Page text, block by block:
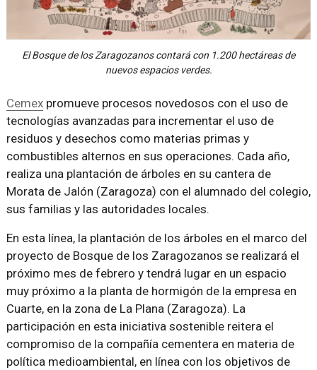
El Bosque de los Zaragozanos contará con 1.200 hectáreas de
nuevos espacios verdes.
Cemexpromueve procesos novedosos con el uso de
tecnologías avanzadas para incrementar el uso de
residuos y desechos como materias primas y
combustibles alternos en sus operaciones. Cada año,
realiza una plantación de árboles en su cantera de
Morata de Jalón (Zaragoza) con el alumnado del colegio,
sus familias y las autoridades locales.
En esta línea, la plantación de los árboles en el marco del
proyecto de Bosque de los Zaragozanos se realizará el
próximo mes de febrero y tendrá lugar en un espacio
muy próximo a la planta de hormigón de la empresa en
Cuarte, en la zona de La Plana (Zaragoza). La
participación en esta iniciativa sostenible reitera el
compromiso de la compañía cementera en materia de
política medioambiental, en línea con los objetivos de